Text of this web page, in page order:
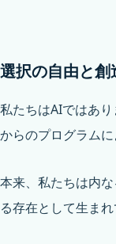
選択の自由と創
私たちはAIではあ
からのプログラムに
本来、私たちは内
る存在として生まれ